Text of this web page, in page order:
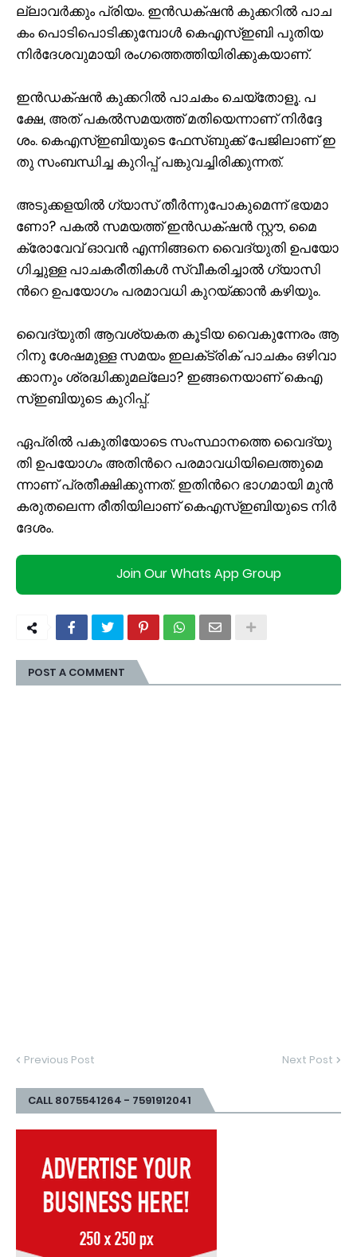
ല്ലാ​​വ​​ര്‍​ക്കും പ്രി​​യം. ഇ​​ന്‍​ഡ​​ക്‌​​ഷ​​ന്‍ കു​​ക്ക​​റി​​ല്‍ പാ​​ച​​
കം പൊ​​ടി​​പൊ​​ടി​​ക്കു​​മ്പോ​​ള്‍ കെ​​എ​​സ്ഇ​​ബി പു​​തി​​യ
നി​​ര്‍​ദേ​​ശ​​വു​​മാ​​യി രം​​ഗ​​ത്തെ​​ത്തി​​യി​​രി​​ക്കു​​ക​​യാ​​ണ്.
ഇ​​ന്‍​ഡ​​ക്‌​​ഷ​​ന്‍ കു​​ക്ക​​റി​​ല്‍ പാ​​ച​​കം ചെ​​യ്‌​​തോ​​ളൂ. പ​​
ക്ഷേ, അ​​ത് പ​​ക​​ല്‍​സ​​മ​​യ​​ത്ത് മ​​തി​​യെ​​ന്നാ​​ണ് നി​​ര്‍​ദ്ദേ​​
ശം. കെ​​എ​​സ്ഇ​​ബി​​യു​​ടെ ഫേ​​സ്ബു​​ക്ക് പേ​​ജി​​ലാ​​ണ് ഇ​​
തു സം​​ബ​​ന്ധി​​ച്ച കു​​റി​​പ്പ് പ​​ങ്കു​​വ​​ച്ചി​​രി​​ക്കു​​ന്ന​​ത്.
അ​​ടു​​ക്ക​​ള​​യി​​ല്‍ ഗ്യാ​​സ് തീ​​ര്‍​ന്നു​​പോ​​കു​​മെ​​ന്ന് ഭ​​യ​​മാ​​
ണോ? പ​​ക​​ല്‍ സ​​മ​​യ​​ത്ത് ഇ​​ന്‍​ഡ​​ക്‌​​ഷ​​ന്‍ സ്റ്റൗ, ​​മൈ​​
ക്രോ​​വേ​​വ് ഓ​​വ​​ന്‍ എ​​ന്നി​​ങ്ങ​​നെ വൈ​​ദ്യു​​തി ഉ​​പ​​യോ​​
ഗി​​ച്ചു​​ള്ള പാ​​ച​​ക​​രീ​​തി​​ക​​ള്‍ സ്വീ​​ക​​രി​​ച്ചാ​​ല്‍ ഗ്യാ​​സി​​
ന്‍റെ ഉ​​പ​​യോ​​ഗം പ​​ര​​മാ​​വ​​ധി കു​​റ​​യ്ക്കാ​​ന്‍ ക​​ഴി​​യും.
വൈ​​ദ്യു​​തി ആ​​വ​​ശ്യ​​ക​​ത കൂ​​ടി​​യ വൈ​​കു​​ന്നേ​​രം ആ​​
റി​​നു ശേ​​ഷ​​മു​​ള്ള സ​​മ​​യം ഇ​​ല​​ക്‌​​ട്രി​​ക് പാ​​ച​​കം ഒ​​ഴി​​വാ​​
ക്കാ​​നും ശ്ര​​ദ്ധി​​ക്കു​​മ​​ല്ലോ? ഇ​​ങ്ങ​​നെ​​യാ​​ണ് കെ​​എ​​
സ്ഇ​​ബി​​യു​​ടെ കു​​റി​​പ്പ്.
ഏ​​പ്രി​​ല്‍ പ​​കു​​തി​​യോ​​ടെ സം​​സ്ഥാ​​ന​​ത്തെ വൈ​​ദ്യു​​
തി ഉ​​പ​​യോ​​ഗം അ​​തി​​ന്‍റെ പ​​ര​​മാ​​വ​​ധി​​യി​​ലെ​​ത്തു​​മെ​​
ന്നാ​​ണ് പ്ര​​തീ​​ക്ഷി​​ക്കു​​ന്ന​​ത്. ഇ​​തി​​ന്‍റെ ഭാ​​ഗ​​മാ​​യി മു​​ന്‍​
ക​​രു​​ത​​ലെ​​ന്ന രീ​​തി​​യി​​ലാ​​ണ് കെ​​എ​​സ്ഇ​​ബി​​യു​​ടെ നി​​ര്‍​
ദേ​​ശം.
Join Our Whats App Group
POST A COMMENT
Previous Post Next Post
CALL 8075541264 - 7591912041